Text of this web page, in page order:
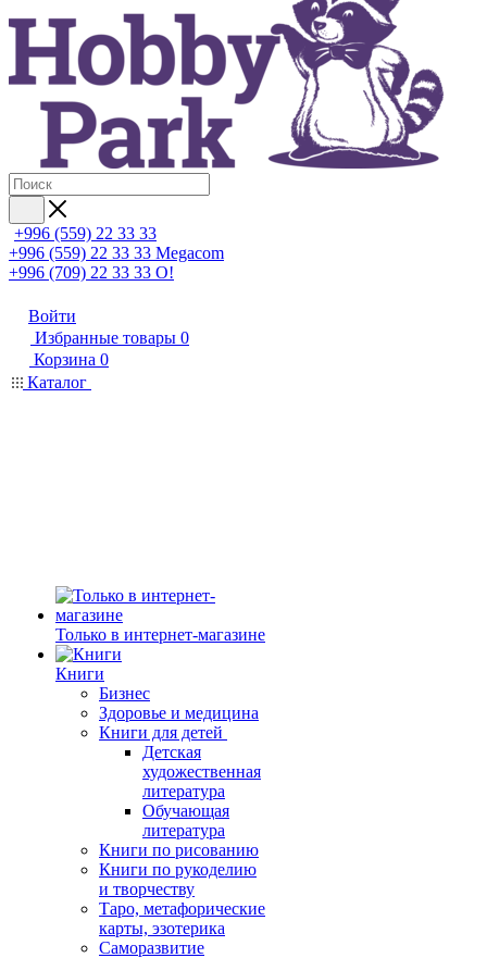
+996 (559) 22 33 33
+996 (559) 22 33 33 Megacom
+996 (709) 22 33 33 O!
Войти
Избранные товары 0
Корзина 0
Каталог
Только в интернет-магазине
Книги
Бизнес
Здоровье и медицина
Книги для детей
Детская
художественная
литература
Обучающая
литература
Книги по рисованию
Книги по рукоделию
и творчеству
Таро, метафорические
карты, эзотерика
Саморазвитие